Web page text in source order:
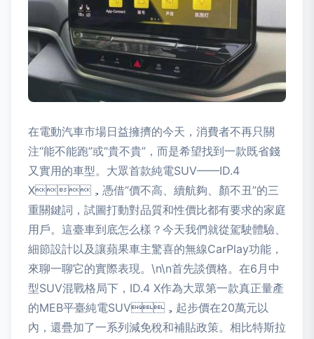
在電動汽車市場日益擁擠的今天，消費者不再只關
注“能不能跑”或“貴不貴”，而是希望找到一款既省錢
又實用的車型。大眾首款純電SUV——ID.4
X，憑借“價不高、續航夠、顏不丑”的三
重關鍵詞，試圖打動對品質和性價比都有要求的家庭
用戶。這臺車到底怎么樣？今天我們就從駕駛體驗、
細節設計以及讓蘋果車主驚喜的無線CarPlay功能，
來聊一聊它的實際表現。\n\n首先談價格。在6月中
型SUV混戰格局下，ID.4 X作為大眾第一款真正量產
的MEB平臺純電SUV，起步價在20萬元以
內，還疊加了一系列減免稅和補貼政策。相比特斯拉